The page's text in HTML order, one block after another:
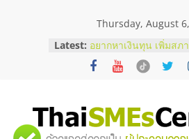
Thursday, August
Latest: อยากหาเงินทุน เพิ่มสภ
เริ่มยังไงให้ผ่านฉลุย
สัมมนาออนไลน์ โอกาส
ThaiFranchise Meet
ไชส์ ครั้งที่ 8